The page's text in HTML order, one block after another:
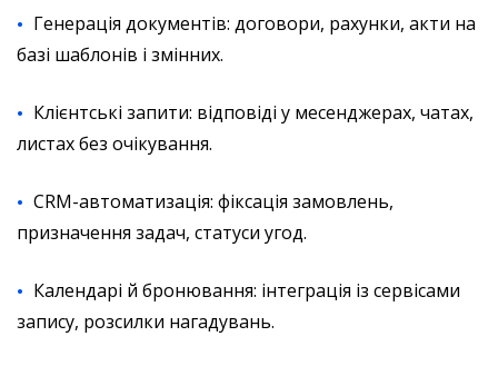
Генерація документів: договори, рахунки, акти на
базі шаблонів і змінних.
Клієнтські запити: відповіді у месенджерах, чатах,
листах без очікування.
CRM-автоматизація: фіксація замовлень,
призначення задач, статуси угод.
Календарі й бронювання: інтеграція із сервісами
запису, розсилки нагадувань.